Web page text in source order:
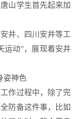
山学生首先起来加
井、四川安井等工
运动”，展现着安井
姿神色
作过程中，除了完
防备这件事，比如